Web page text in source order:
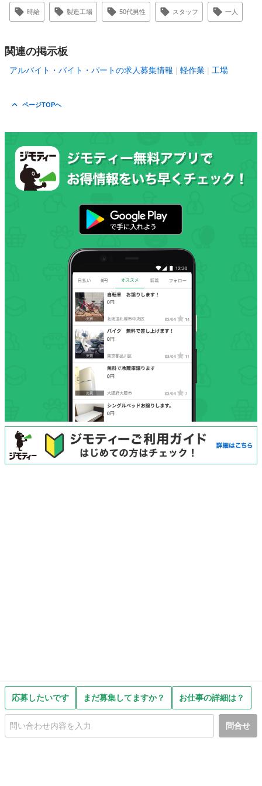
応募したいです まだ募集してますか？ お仕事の詳細は？
問合せ
時給 製造工場 50代男性 スタッフ 一人
関連の掲示板
アルバイト・バイト・パートの求人募集情報 軽作業 工場
ページTOPへ